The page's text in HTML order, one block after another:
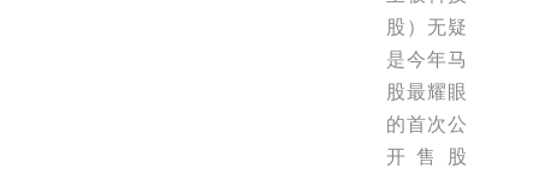
股）无疑
是今年马
股最耀眼
的首次公
开售股